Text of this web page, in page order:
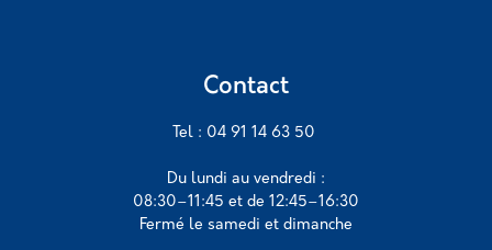
Contact
Tel : 04 91 14 63 50
Du lundi au vendredi :
08:30–11:45 et de 12:45–16:30
Fermé le samedi et dimanche